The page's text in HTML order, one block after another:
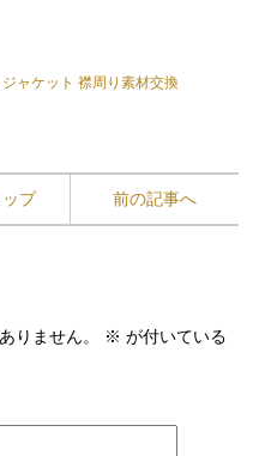
ャケット 襟周り素材交換
プ 前の記事へ
りません。 ※ が付いている